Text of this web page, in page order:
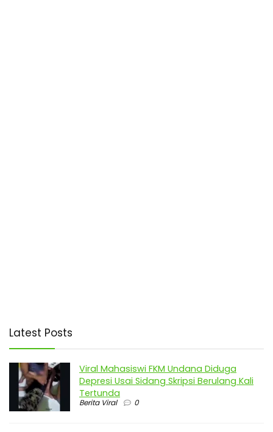
Latest Posts
Viral Mahasiswi FKM Undana Diduga
Depresi Usai Sidang Skripsi Berulang Kali
Tertunda
Berita Viral 0